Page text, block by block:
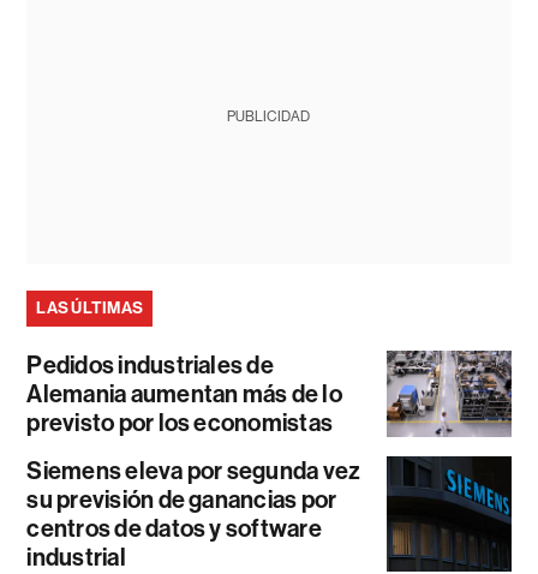
PUBLICIDAD
LAS ÚLTIMAS
Pedidos industriales de
Alemania aumentan más de lo
previsto por los economistas
Siemens eleva por segunda vez
su previsión de ganancias por
centros de datos y software
industrial